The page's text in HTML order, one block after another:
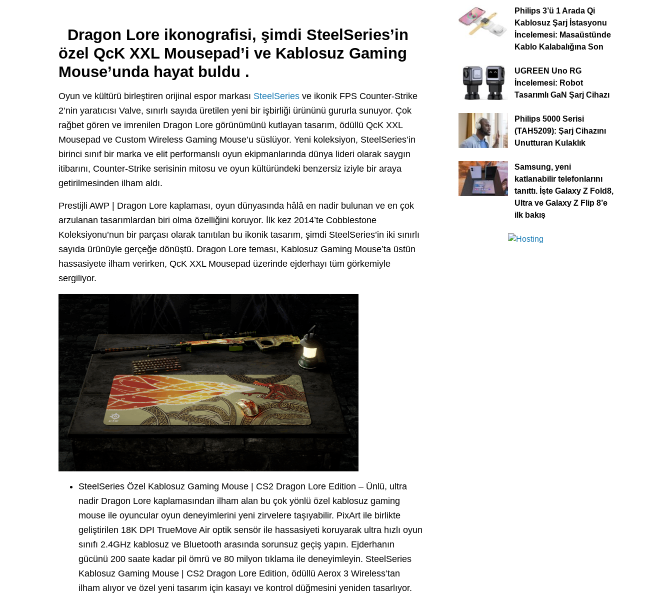
Dragon Lore ikonografisi, şimdi SteelSeries’in
özel QcK XXL Mousepad’i ve Kablosuz Gaming
Mouse’unda hayat buldu .
Oyun ve kültürü birleştiren orijinal espor markası SteelSeries ve ikonik FPS Counter-Strike
2’nin yaratıcısı Valve, sınırlı sayıda üretilen yeni bir işbirliği ürününü gururla sunuyor. Çok
rağbet gören ve imrenilen Dragon Lore görünümünü kutlayan tasarım, ödüllü QcK XXL
Mousepad ve Custom Wireless Gaming Mouse’u süslüyor. Yeni koleksiyon, SteelSeries’in
birinci sınıf bir marka ve elit performanslı oyun ekipmanlarında dünya lideri olarak saygın
itibarını, Counter-Strike serisinin mitosu ve oyun kültüründeki benzersiz iziyle bir araya
getirilmesinden ilham aldı.
Prestijli AWP | Dragon Lore kaplaması, oyun dünyasında hâlâ en nadir bulunan ve en çok
arzulanan tasarımlardan biri olma özelliğini koruyor. İlk kez 2014’te Cobblestone
Koleksiyonu’nun bir parçası olarak tanıtılan bu ikonik tasarım, şimdi SteelSeries’in iki sınırlı
sayıda ürünüyle gerçeğe dönüştü. Dragon Lore teması, Kablosuz Gaming Mouse’ta üstün
hassasiyete ilham verirken, QcK XXL Mousepad üzerinde ejderhayı tüm görkemiyle
sergiliyor.
SteelSeries Özel Kablosuz Gaming Mouse | CS2 Dragon Lore Edition – Ünlü, ultra
nadir Dragon Lore kaplamasından ilham alan bu çok yönlü özel kablosuz gaming
mouse ile oyuncular oyun deneyimlerini yeni zirvelere taşıyabilir. PixArt ile birlikte
geliştirilen 18K DPI TrueMove Air optik sensör ile hassasiyeti koruyarak ultra hızlı oyun
sınıfı 2.4GHz kablosuz ve Bluetooth arasında sorunsuz geçiş yapın. Ejderhanın
gücünü 200 saate kadar pil ömrü ve 80 milyon tıklama ile deneyimleyin. SteelSeries
Kablosuz Gaming Mouse | CS2 Dragon Lore Edition, ödüllü Aerox 3 Wireless’tan
ilham alıyor ve özel yeni tasarım için kasayı ve kontrol düğmesini yeniden tasarlıyor.
Philips 3’ü 1 Arada Qi
Kablosuz Şarj İstasyonu
İncelemesi: Masaüstünde
Kablo Kalabalığına Son
UGREEN Uno RG
İncelemesi: Robot
Tasarımlı GaN Şarj Cihazı
Philips 5000 Serisi
(TAH5209): Şarj Cihazını
Unutturan Kulaklık
Samsung, yeni
katlanabilir telefonlarını
tanıttı. İşte Galaxy Z Fold8,
Ultra ve Galaxy Z Flip 8’e
ilk bakış